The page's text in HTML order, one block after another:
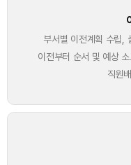
부서별 이전계획 수립,
이전부터 순서 및 예상
직원